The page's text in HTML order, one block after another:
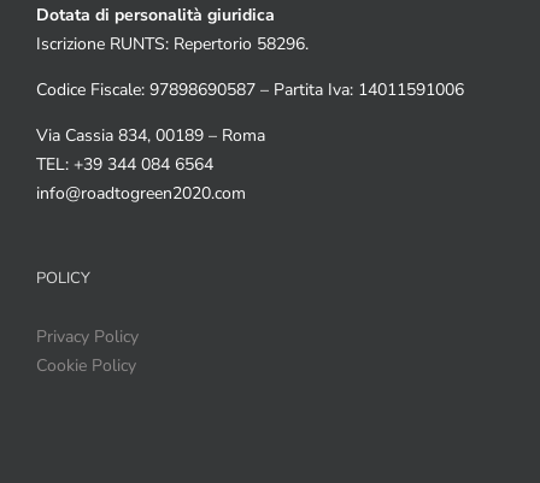
Dotata di personalità giuridica
Iscrizione RUNTS: Repertorio 58296.
Codice Fiscale: 97898690587 – Partita Iva: 14011591006
Via Cassia 834, 00189 – Roma
TEL: +39 344 084 6564
info@roadtogreen2020.com
POLICY
Privacy Policy
Cookie Policy